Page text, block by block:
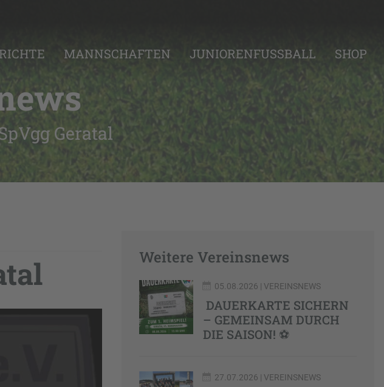
MANNSCHAFTEN JUNIORENFUSSBALL SHOP
Geratal
Weitere Vereinsnews
05.08.2026 | VEREINSNEWS
DAUERKARTE SICHERN
– GEMEINSAM DURCH
DIE SAISON! ⚽️
27.07.2026 | VEREINSNEWS